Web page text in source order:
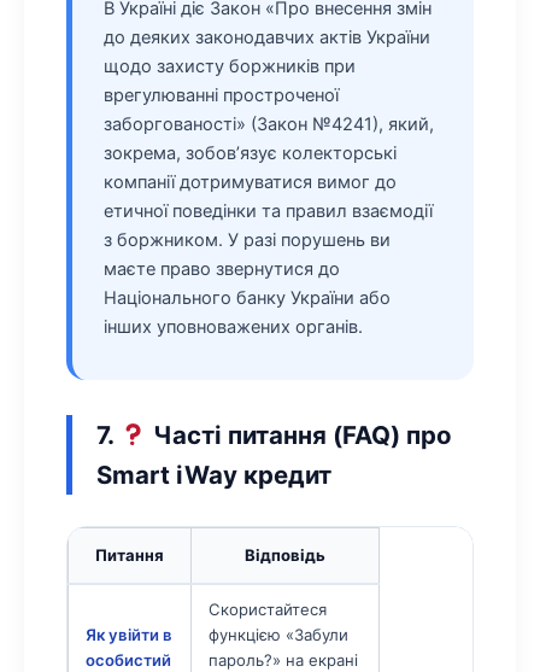
В Україні діє Закон «Про внесення змін
до деяких законодавчих актів України
щодо захисту боржників при
врегулюванні простроченої
заборгованості» (Закон №4241), який,
зокрема, зобов’язує колекторські
компанії дотримуватися вимог до
етичної поведінки та правил взаємодії
з боржником. У разі порушень ви
маєте право звернутися до
Національного банку України або
інших уповноважених органів.
7.
Часті питання (FAQ) про
Smart iWay кредит
Питання Відповідь
Як увійти в
особистий
Скористайтеся
функцією «Забули
пароль?» на екрані